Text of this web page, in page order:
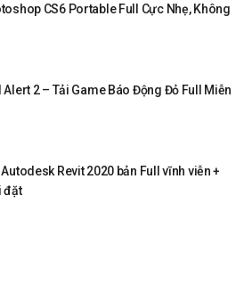
CS6 Portable Full Cực Nhẹ, Không
Alert 2 – Tải Game Báo Động Đỏ Full Miễn
Revit 2020 bản Full vĩnh viễn +
đặt